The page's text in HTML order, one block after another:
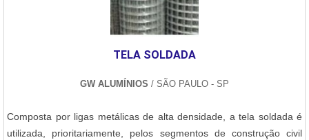
TELA SOLDADA
GW ALUMÍNIOS / SÃO PAULO - SP
Composta por ligas metálicas de alta densidade, a tela soldada é
utilizada, prioritariamente, pelos segmentos de construção civil